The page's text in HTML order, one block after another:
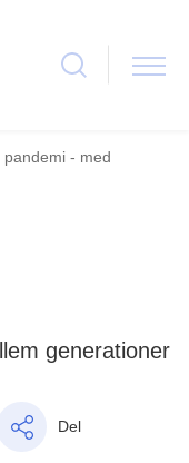
- med
generationer
Del